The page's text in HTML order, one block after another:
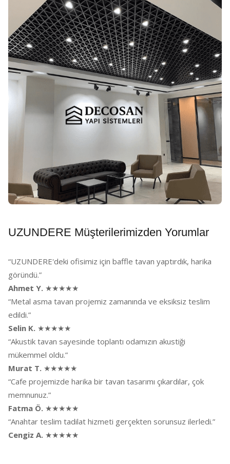
UZUNDERE Müşterilerimizden Yorumlar
“UZUNDERE'deki ofisimiz için baffle tavan yaptırdık, harika
göründü.”
Ahmet Y. ★★★★★
“Metal asma tavan projemiz zamanında ve eksiksiz teslim
edildi.”
Selin K. ★★★★★
“Akustik tavan sayesinde toplantı odamızın akustiği
mükemmel oldu.”
Murat T. ★★★★★
“Cafe projemizde harika bir tavan tasarımı çıkardılar, çok
memnunuz.”
Fatma Ö. ★★★★★
“Anahtar teslim tadilat hizmeti gerçekten sorunsuz ilerledi.”
Cengiz A. ★★★★★